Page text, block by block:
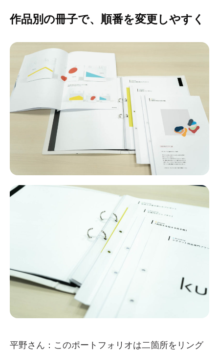
作品別の冊子で、順番を変更しやすく
平野さん：このポートフォリオは二箇所をリング